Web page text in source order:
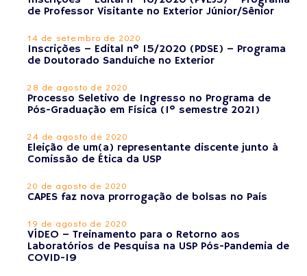
de Professor Visitante no Exterior Júnior/Sênior
14 de setembro de 2020
Inscrições – Edital nº 15/2020 (PDSE) – Programa
de Doutorado Sanduíche no Exterior
28 de agosto de 2020
Processo Seletivo de Ingresso no Programa de
Pós-Graduação em Física (1º semestre 2021)
24 de agosto de 2020
Eleição de um(a) representante discente junto à
Comissão de Ética da USP
20 de agosto de 2020
CAPES faz nova prorrogação de bolsas no País
19 de agosto de 2020
VÍDEO – Treinamento para o Retorno aos
Laboratórios de Pesquisa na USP Pós-Pandemia de
COVID-19